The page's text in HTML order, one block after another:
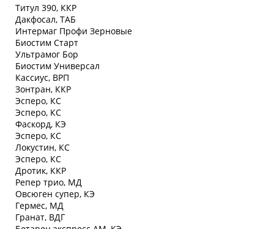
Титул 390, ККР
Дакфосал, ТАБ
Интермаг Профи Зерновые
Биостим Старт
Ультрамог Бор
Биостим Универсал
Кассиус, ВРП
Зонтран, ККР
Эсперо, КС
Эсперо, КС
Фаскорд, КЭ
Эсперо, КС
Локустин, КС
Эсперо, КС
Дротик, ККР
Репер трио, МД
Овсюген супер, КЭ
Гермес, МД
Гранат, ВДГ